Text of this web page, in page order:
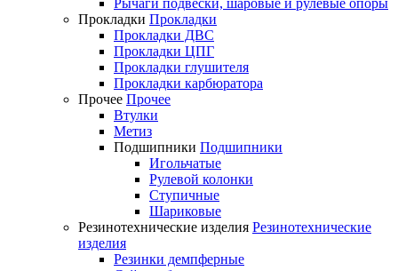
Рычаги подвески, шаровые и рулевые опоры
Прокладки Прокладки
Прокладки ДВС
Прокладки ЦПГ
Прокладки глушителя
Прокладки карбюратора
Прочее Прочее
Втулки
Метиз
Подшипники Подшипники
Игольчатые
Рулевой колонки
Ступичные
Шариковые
Резинотехнические изделия Резинотехнические
изделия
Резинки демпферные